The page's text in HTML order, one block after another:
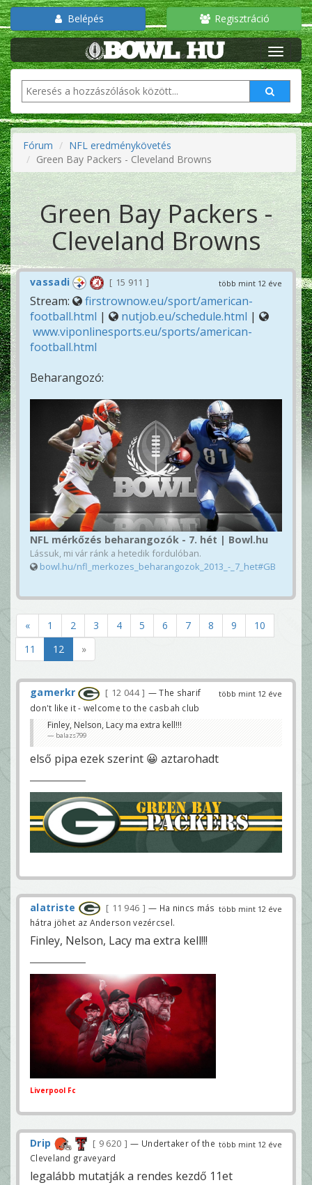
Belépés Regisztráció
Fórum
NFL eredménykövetés
Green Bay Packers - Cleveland Browns
Green Bay Packers -
Cleveland Browns
több mint 12 éve
vassadi 15 911
Stream:
firstrownow.eu/sport/american-
football.html | nutjob.eu/schedule.html |
www.viponlinesports.eu/sports/american-
football.html
Beharangozó:
NFL mérkőzés beharangozók - 7. hét | Bowl.hu
Lássuk, mi vár ránk a hetedik fordulóban.
bowl.hu/nfl_merkozes_beharangozok_2013_-_7_het#GB
« 1 2 3 4 5 6 7 8 9
10
11
12 »
több mint 12 éve
gamerkr 12 044
— The sharif
don't like it - welcome to the casbah club
Finley, Nelson, Lacy ma extra kell!!!
balazs799
első pipa ezek szerint 😀 aztarohadt
több mint 12 éve
alatriste 11 946
— Ha nincs más
hátra jöhet az Anderson vezércsel.
Finley, Nelson, Lacy ma extra kell!!!
Liverpool Fc
több mint 12 éve
Drip 9 620
— Undertaker of the
Cleveland graveyard
legalább mutatják a rendes kezdő 11et